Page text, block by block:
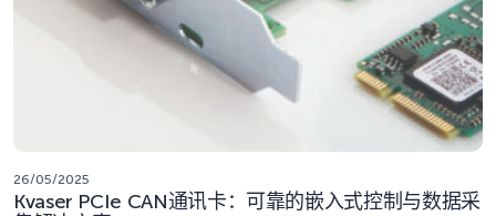
26/05/2025
Kvaser PCIe CAN通讯卡：可靠的嵌入式控制与数据采